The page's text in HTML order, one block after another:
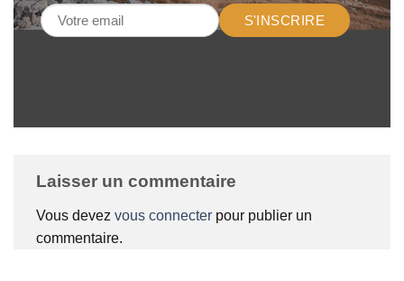
S'INSCRIRE
Laisser un commentaire
Vous devez vous connecter pour publier un
commentaire.